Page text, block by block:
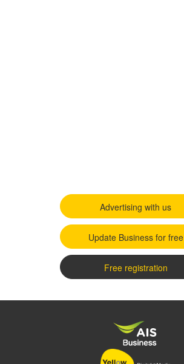
Advertising with us
Update Business for free
Free registration